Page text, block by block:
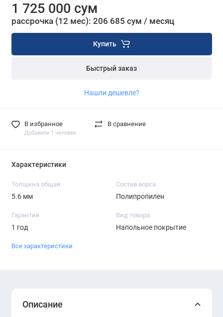
1 725 000 сум
рассрочка (12 мес): 206 685 сум / месяц
Купить
Быстрый заказ
Нашли дешевле?
В избранное
Добавили 1 человек
В сравнение
Характеристики
Толщина общая
5.6 мм
Состав ворса
Полипропилен
Гарантия
1 год
Вид товара
Напольное покрытие
Все характеристики
Описание